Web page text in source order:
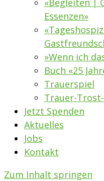
«Begleiten |
Essenzen»
»Wenn ich
Buch «25
Trauerspiel
Trauer-
Jetzt Spenden
Aktuelles
Jobs
Kontakt
Zum Inhalt springen